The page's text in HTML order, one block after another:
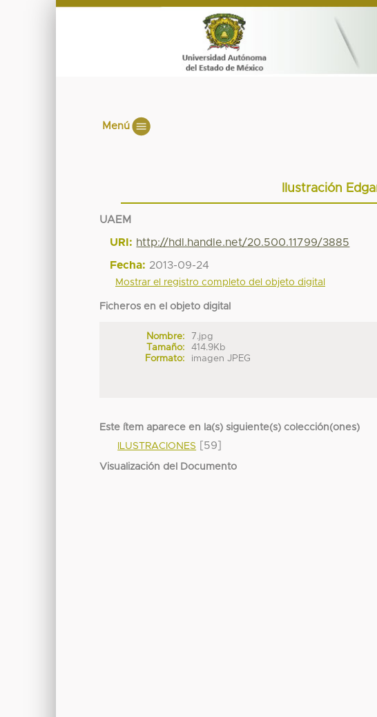
Menú
Ilustración
UAEM
URI: http://hdl.handle.net/20.500.11799/3885
Fecha: 2013-09-24
Mostrar el registro completo del objeto digital
Ficheros en el objeto digital
Nombre:
7.jpg
Tamaño:
414.9Kb
Formato:
imagen JPEG
Este ítem aparece en la(s) siguiente(s) colección(ones)
ILUSTRACIONES
[59]
Visualización del Documento